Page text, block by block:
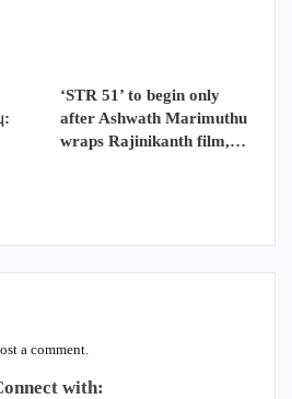
‘STR 51’ to begin only
after Ashwath Marimuthu
wraps Rajinikanth film,…
a comment.
with: